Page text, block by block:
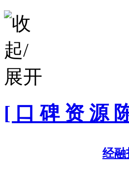
[ 口 碑 资 源
经融